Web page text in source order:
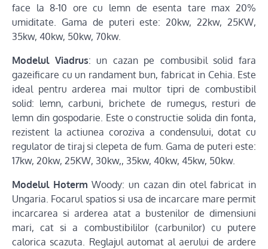
face la 8-10 ore cu lemn de esenta tare max 20%
umiditate. Gama de puteri este: 20kw, 22kw, 25KW,
35kw, 40kw, 50kw, 70kw.
Modelul Viadrus: un cazan pe combusibil solid fara
gazeificare cu un randament bun, fabricat in Cehia. Este
ideal pentru arderea mai multor tipri de combustibil
solid: lemn, carbuni, brichete de rumegus, resturi de
lemn din gospodarie. Este o constructie solida din fonta,
rezistent la actiunea coroziva a condensului, dotat cu
regulator de tiraj si clepeta de fum. Gama de puteri este:
17kw, 20kw, 25KW, 30kw,, 35kw, 40kw, 45kw, 50kw.
Modelul HotermWoody: un cazan din otel fabricat in
Ungaria. Focarul spatios si usa de incarcare mare permit
incarcarea si arderea atat a bustenilor de dimensiuni
mari, cat si a combustibililor (carbunilor) cu putere
calorica scazuta. Reglajul automat al aerului de ardere